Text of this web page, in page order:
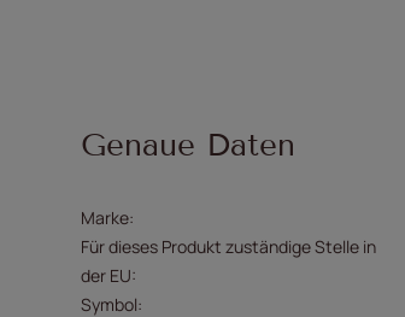
Genaue Daten
Marke
Für dieses Produkt zuständige Stelle in
der EU
Symbol